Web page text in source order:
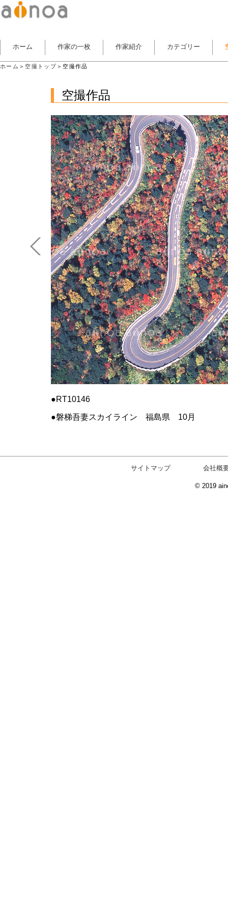
ホーム 作家の一枚 作家紹介 カテゴリー
ホーム ＞ 空撮トップ＞空撮作品
空撮作品
RT10146
磐梯吾妻スカイライン 福島県 10月
サイトマップ 会社概
© 2019